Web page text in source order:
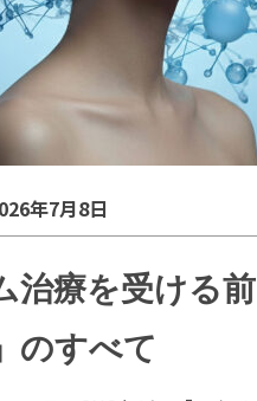
年7月8日
治療を受ける
のすべて